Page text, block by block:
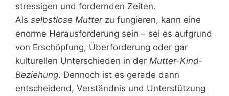
stressigen und fordernden Zeiten.
Als selbstlose Mutterzu fungieren, kann eine
enorme Herausforderung sein – sei es aufgrund
von Erschöpfung, Überforderung oder gar
kulturellen Unterschieden in der Mutter-Kind-
Beziehung. Dennoch ist es gerade dann
entscheidend, Verständnis und Unterstützung